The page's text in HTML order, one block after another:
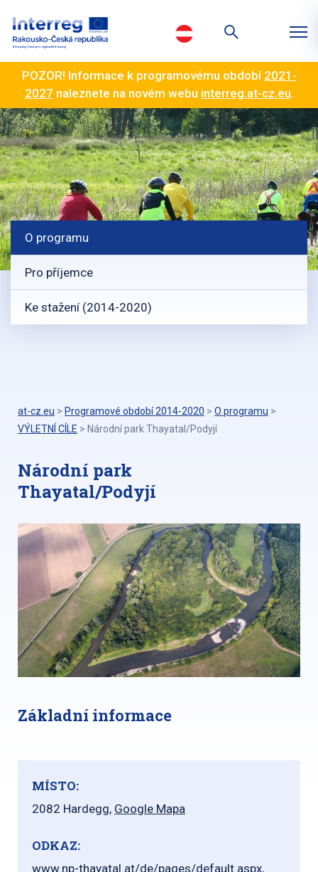
POZOR! Informace k programovému období 2021-
2027 naleznete na novém webu interreg.at-cz.eu.
O programu
Pro příjemce
Ke stažení (2014-2020)
at-cz.eu > Programové období 2014-2020 > O programu >
VÝLETNÍ CÍLE > Národní park Thayatal/Podyjí
Národní park
Thayatal/Podyjí
Základní informace
MÍSTO:
2082 Hardegg, Google Mapa
ODKAZ:
www.np-thayatal.at/de/pages/default.aspx,